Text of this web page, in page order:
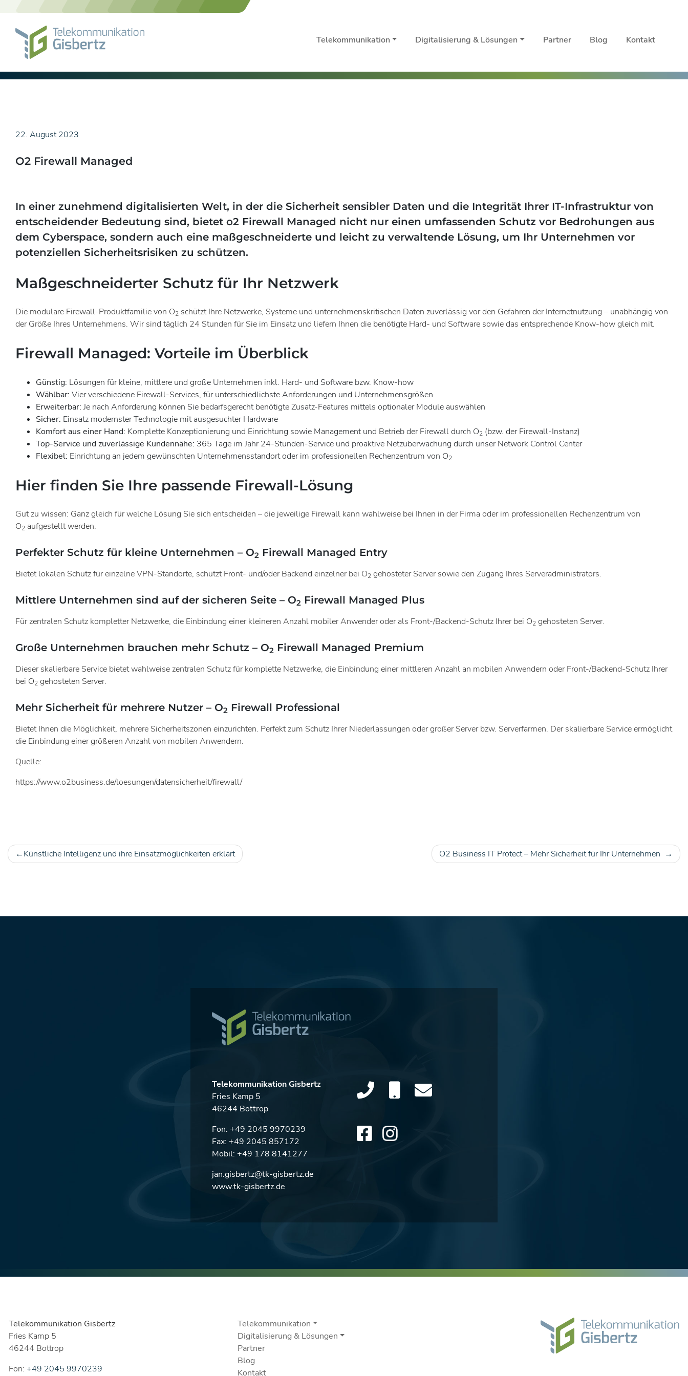
Skip
Telekommunikation Digitalisierung & Lösungen Partner Blog Kontakt
22. August 2023
O2 Firewall Managed
In einer zunehmend digitalisierten Welt, in der die Sicherheit sensibler Daten und die Integrität Ihrer IT-Infrastruktur von
entscheidender Bedeutung sind, bietet o2 Firewall Managed nicht nur einen umfassenden Schutz vor Bedrohungen aus
dem Cyberspace, sondern auch eine maßgeschneiderte und leicht zu verwaltende Lösung, um Ihr Unternehmen vor
potenziellen Sicherheitsrisiken zu schützen.
Maßgeschneiderter Schutz für Ihr Netzwerk
Die modulare Firewall-Produktfamilie von O2 schützt Ihre Netzwerke, Systeme und unternehmenskritischen Daten zuverlässig vor den Gefahren der Internetnutzung – unabhängig von
der Größe Ihres Unternehmens. Wir sind täglich 24 Stunden für Sie im Einsatz und liefern Ihnen die benötigte Hard- und Software sowie das entsprechende Know-how gleich mit.
Firewall Managed: Vorteile im Überblick
Günstig: Lösungen für kleine, mittlere und große Unternehmen inkl. Hard- und Software bzw. Know-how
Wählbar: Vier verschiedene Firewall-Services, für unterschiedlichste Anforderungen und Unternehmensgrößen
Erweiterbar: Je nach Anforderung können Sie bedarfsgerecht benötigte Zusatz-Features mittels optionaler Module auswählen
Sicher: Einsatz modernster Technologie mit ausgesuchter Hardware
Komfort aus einer Hand: Komplette Konzeptionierung und Einrichtung sowie Management und Betrieb der Firewall durch O2 (bzw. der Firewall-Instanz)
Top-Service und zuverlässige Kundennähe: 365 Tage im Jahr 24-Stunden-Service und proaktive Netzüberwachung durch unser Network Control Center
Flexibel: Einrichtung an jedem gewünschten Unternehmensstandort oder im professionellen Rechenzentrum von O2
Hier finden Sie Ihre passende Firewall-Lösung
Gut zu wissen: Ganz gleich für welche Lösung Sie sich entscheiden – die jeweilige Firewall kann wahlweise bei Ihnen in der Firma oder im professionellen Rechenzentrum von
O2 aufgestellt werden.
Perfekter Schutz für kleine Unternehmen – O2 Firewall Managed Entry
Bietet lokalen Schutz für einzelne VPN-Standorte, schützt Front- und/oder Backend einzelner bei O2 gehosteter Server sowie den Zugang Ihres Serveradministrators.
Mittlere Unternehmen sind auf der sicheren Seite – O2 Firewall Managed Plus
Für zentralen Schutz kompletter Netzwerke, die Einbindung einer kleineren Anzahl mobiler Anwender oder als Front-/Backend-Schutz Ihrer bei O2 gehosteten Server.
Große Unternehmen brauchen mehr Schutz – O2 Firewall Managed Premium
Dieser skalierbare Service bietet wahlweise zentralen Schutz für komplette Netzwerke, die Einbindung einer mittleren Anzahl an mobilen Anwendern oder Front-/Backend-Schutz Ihrer
bei O2 gehosteten Server.
Mehr Sicherheit für mehrere Nutzer – O2 Firewall Professional
Bietet Ihnen die Möglichkeit, mehrere Sicherheitszonen einzurichten. Perfekt zum Schutz Ihrer Niederlassungen oder großer Server bzw. Serverfarmen. Der skalierbare Service ermöglicht
die Einbindung einer größeren Anzahl von mobilen Anwendern.
Quelle:
https://www.o2business.de/loesungen/datensicherheit/firewall/
Beitragsnavigation
Künstliche Intelligenz und ihre Einsatzmöglichkeiten erklärt O2 Business IT Protect – Mehr Sicherheit für Ihr Unternehmen
Telekommunikation Gisbertz
Fries Kamp 5
46244 Bottrop
Fon: +49 2045 9970239
Fax: +49 2045 857172
Mobil: +49 178 8141277
jan.gisbertz@tk-gisbertz.de
www.tk-gisbertz.de
Telekommunikation Gisbertz
Fries Kamp 5
46244 Bottrop
Fon: +49 2045 9970239
Telekommunikation
Digitalisierung & Lösungen
Partner
Blog
Kontakt